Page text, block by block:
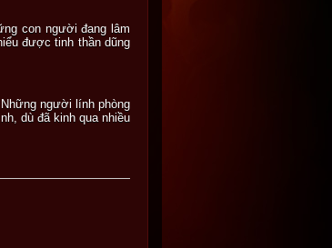
con người đang lâm
được tinh thần dũng
người lính phòng
dù đã kinh qua nhiều